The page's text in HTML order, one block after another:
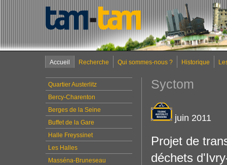
Accueil Recherche Qui sommes-nous ? Historique
Syctom
juin 2011
Projet de
déchets
Quartier Austerlitz
Bercy-Charenton
Berges de la Seine
Buffet de la Gare
Halle Freyssinet
Les Halles
Masséna-Bruneseau